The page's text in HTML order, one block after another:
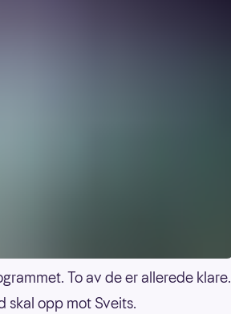
To av de er allerede klare.
skal opp mot Sveits.